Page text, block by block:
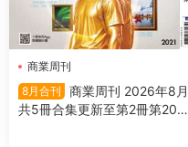
商業周刊
8月合刊
商業周刊 2026年8月
共5冊合集更新至第2冊第2021